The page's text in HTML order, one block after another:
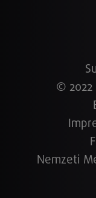
© 2022
Nemzeti